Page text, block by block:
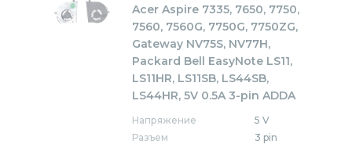
Acer Aspire 7335, 7650, 7750,
7560, 7560G, 7750G, 7750ZG,
Gateway NV75S, NV77H,
Packard Bell EasyNote LS11,
LS11HR, LS11SB, LS44SB,
LS44HR, 5V 0.5A 3-pin ADDA
Напряжение
5 V
Разъем
3 pin